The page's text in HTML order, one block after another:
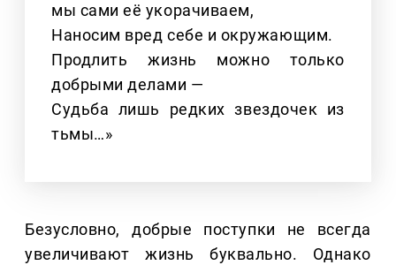
мы сами её укорачиваем,
Наносим вред себе и окружающим.
Продлить жизнь можно только
добрыми делами —
Судьба лишь редких звездочек из
тьмы…»
Безусловно, добрые поступки не всегда
увеличивают жизнь буквально. Однако